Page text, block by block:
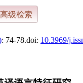
: 74-78.doi: 10.3969/